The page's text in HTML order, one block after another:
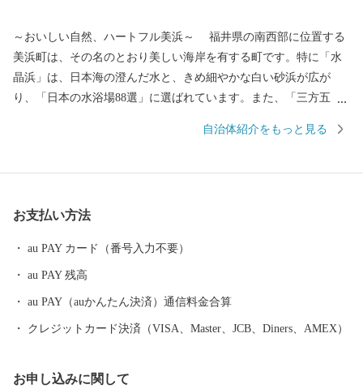
～おいしい自然、ハートフル美浜～ 福井県の南西部に位置する
美浜町は、その名のとおり美しい海岸を有する町です。特に「水
晶浜」は、日本海の澄んだ水と、きめ細やかな白い砂浜が広が
り、「日本の水浴場88選」に選ばれています。また、「三方五
しい自然、そしてハートフルな人々に会いに、ぜひ一度お越しく
町ふるさと納税サポートセンター 受付時間 9：30～17:30 (土日祝
日・12/29～1/3休み) TEL 050-5527-0887 メール furusato@town-mih
ama-fukui.com ================================
自治体紹介をもっと見る
お支払い方法
au PAY カード（番号入力不要）
au PAY 残高
au PAY（auかんたん決済）通信料金合算
クレジットカード決済（VISA、Master、JCB、Diners、AMEX）
お申し込みに関して